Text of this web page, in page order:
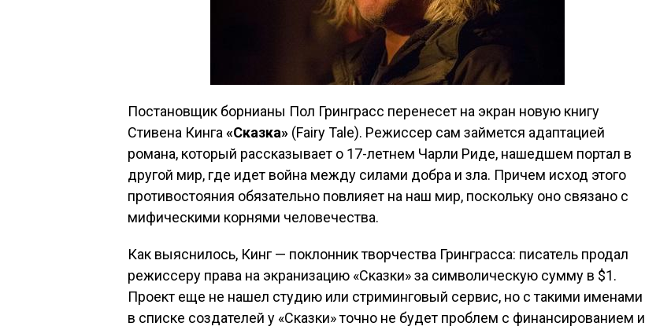
Постановщик борнианы Пол Гринграсс перенесет на экран новую книгу
Стивена Кинга «Сказка» (Fairy Tale). Режиссер сам займется адаптацией
романа, который рассказывает о 17-летнем Чарли Риде, нашедшем портал в
другой мир, где идет война между силами добра и зла. Причем исход этого
противостояния обязательно повлияет на наш мир, поскольку оно связано с
мифическими корнями человечества.
Как выяснилось, Кинг — поклонник творчества Гринграсса: писатель продал
режиссеру права на экранизацию «Сказки» за символическую сумму в $1.
Проект еще не нашел студию или стриминговый сервис, но с такими именами
в списке создателей у «Сказки» точно не будет проблем с финансированием и